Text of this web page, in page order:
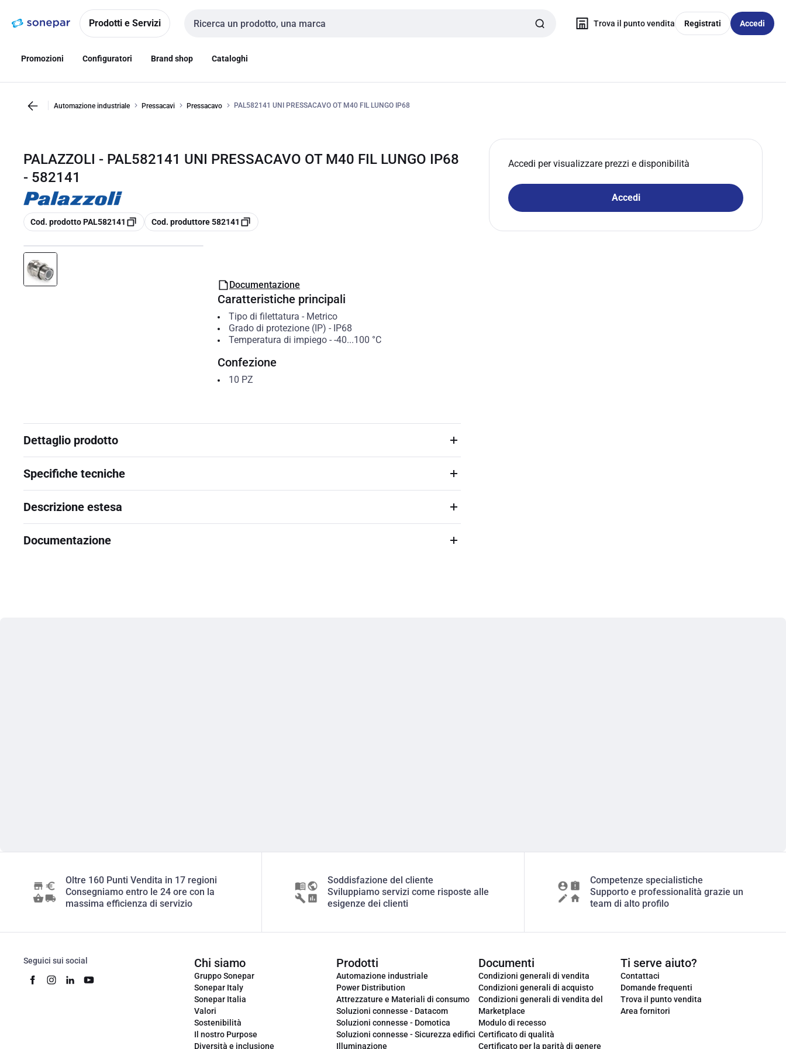
navigazionealla
Prodotti e Servizi
Cerca input
Trova il punto vendita Registrati Accedi
Promozioni Configuratori Brand shop Cataloghi
Automazione industriale Pressacavi Pressacavo PAL582141 UNI PRESSACAVO OT M40 FIL LUNGO IP68
PALAZZOLI - PAL582141 UNI PRESSACAVO OT M40 FIL LUNGO IP68
- 582141
copia
Cod. prodotto PAL582141 copia
Cod. produttore 582141
Accedi per visualizzare prezzi e disponibilità
Accedi
Documentazione
Caratteristiche principali
Tipo di filettatura - Metrico
Grado di protezione (IP) - IP68
Temperatura di impiego- -40...100 °C
Confezione
10 PZ
Dettaglio prodotto
Specifiche tecniche
Descrizione estesa
Documentazione
Oltre 160 Punti Vendita in 17 regioni
Consegniamo entro le 24 ore con la
massima efficienza di servizio
Soddisfazione del cliente
Sviluppiamo servizi come risposte alle
esigenze dei clienti
Competenze specialistiche
Supporto e professionalità grazie un
team di alto profilo
Seguici sui social Chi siamo
Gruppo Sonepar
Sonepar Italy
Sonepar Italia
Valori
Sostenibilità
Il nostro Purpose
Diversità e inclusione
Prodotti
Automazione industriale
Power Distribution
Attrezzature e Materiali di consumo
Soluzioni connesse - Datacom
Soluzioni connesse - Domotica
Soluzioni connesse - Sicurezza edifici
Illuminazione
Documenti
Condizioni generali di vendita
Condizioni generali di acquisto
Condizioni generali di vendita del
Marketplace
Modulo di recesso
Certificato di qualità
Certificato per la parità di genere
Ti serve aiuto?
Contattaci
Domande frequenti
Trova il punto vendita
Area fornitori